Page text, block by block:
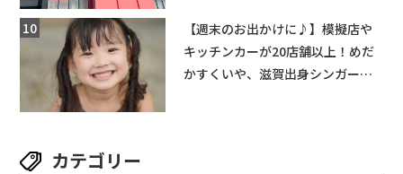
【週末のお出かけに♪】模擬店や
キッチンカーが20店舗以上！めだ
かすくいや、滋賀出身シンガーソ
カテゴリー